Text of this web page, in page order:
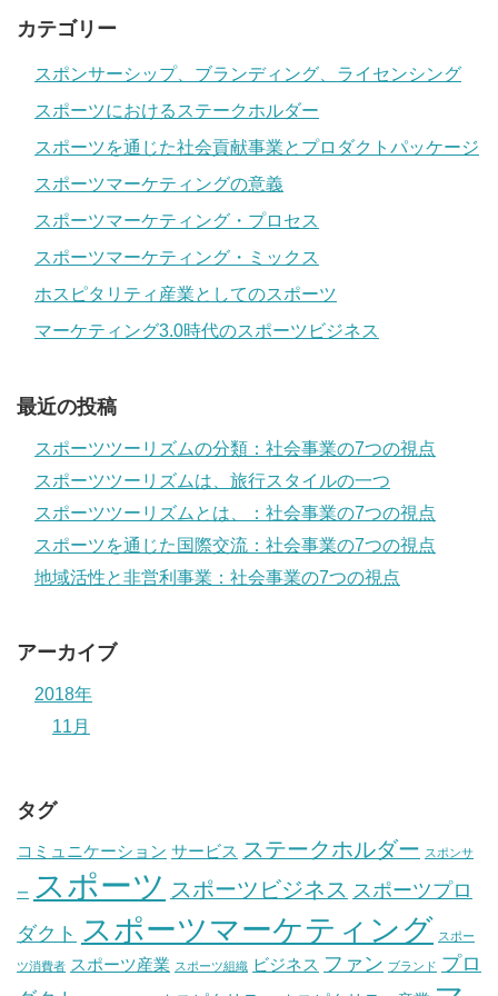
カテゴリー
スポンサーシップ、ブランディング、ライセンシング
スポーツにおけるステークホルダー
スポーツを通じた社会貢献事業とプロダクトパッケージ
スポーツマーケティングの意義
スポーツマーケティング・プロセス
スポーツマーケティング・ミックス
ホスピタリティ産業としてのスポーツ
マーケティング3.0時代のスポーツビジネス
最近の投稿
スポーツツーリズムの分類：社会事業の7つの視点
スポーツツーリズムは、旅行スタイルの一つ
スポーツツーリズムとは、：社会事業の7つの視点
スポーツを通じた国際交流：社会事業の7つの視点
地域活性と非営利事業：社会事業の7つの視点
アーカイブ
2018年
11月
タグ
コミュニケーション サービス ステークホルダー スポンサ
ー スポーツ スポーツビジネス スポーツプロ
ダクト スポーツマーケティング スポー
ツ消費者 スポーツ産業 スポーツ組織 ビジネス ファン ブランド プロ